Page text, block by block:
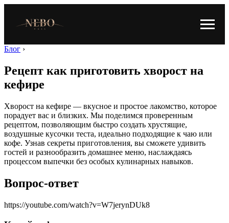
Блог ›
Рецепт как приготовить хворост на
кефире
Хворост на кефире — вкусное и простое лакомство, которое
порадует вас и близких. Мы поделимся проверенным
рецептом, позволяющим быстро создать хрустящие,
воздушные кусочки теста, идеально подходящие к чаю или
кофе. Узнав секреты приготовления, вы сможете удивить
гостей и разнообразить домашнее меню, наслаждаясь
процессом выпечки без особых кулинарных навыков.
Вопрос-ответ
https://youtube.com/watch?v=W7jerynDUk8